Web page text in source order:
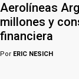
Aerolíneas
millones y
financiera
Por ERIC NESICH